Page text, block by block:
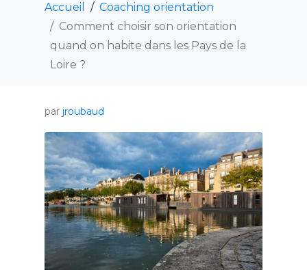
Accueil
Coaching orientation
Comment choisir son orientation
quand on habite dans les Pays de la
Loire ?
par jroubaud